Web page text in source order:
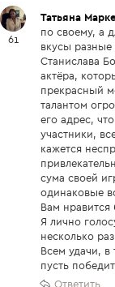
61
Татьяна
по своему, а
вкусы разные
Станислава
актёра,
прекрасный
талантом
его адрес,
участники,
кажется
сума своей
одинаковые
Вам нравится
Я лично
несколько
Всем удачи,
пусть
Ответить